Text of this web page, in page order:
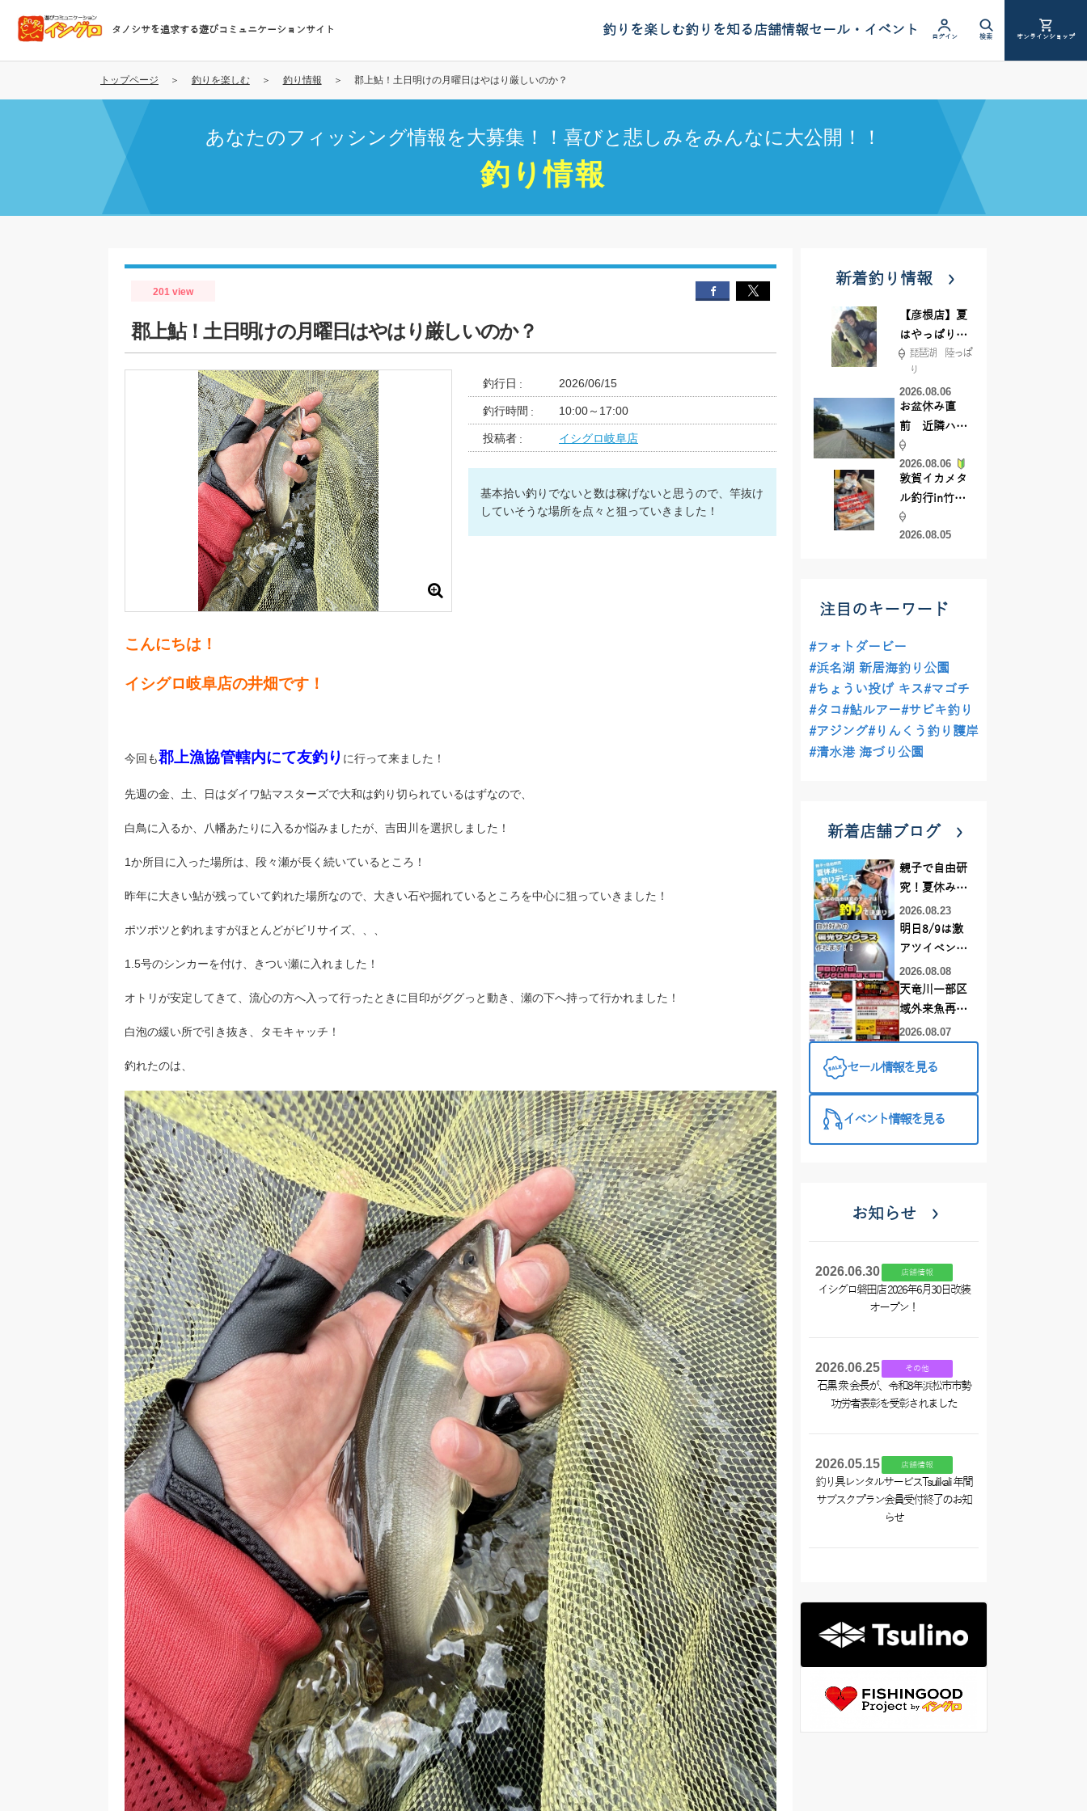
コ
テ
タノシサを追求する遊びコミュニケーションサイト 釣りを楽しむ釣りを知る店舗情報セール・イベント ログイン 検索 オンラインショップ
トップページ 釣りを楽しむ 釣り情報 郡上鮎！土日明けの月曜日はやはり厳しいのか？
あなたのフィッシング情報を大募集！！喜びと悲しみをみんなに大公開！！
釣り情報
201 view
郡上鮎！土日明けの月曜日はやはり厳しいのか？
釣行日 2026/06/15
釣行時間 10:00～17:00
投稿者 イシグロ岐阜店
基本拾い釣りでないと数は稼げないと思うので、竿抜け
していそうな場所を点々と狙っていきました！
こんにちは！
イシグロ岐阜店の井畑です！
今回も郡上漁協管轄内にて友釣り に行って来ました！
先週の金、土、日はダイワ鮎マスターズで大和は釣り切られているはずなので、
白鳥に入るか、八幡あたりに入るか悩みましたが、吉田川を選択しました！
1か所目に入った場所は、段々瀬が長く続いているところ！
昨年に大きい鮎が残っていて釣れた場所なので、大きい石や掘れているところを中心に狙っていきました！
ポツポツと釣れますがほとんどがビリサイズ、、、
1.5号のシンカーを付け、きつい瀬に入れました！
オトリが安定してきて、流心の方へ入って行ったときに目印がググっと動き、瀬の下へ持って行かれました！
白泡の緩い所で引き抜き、タモキャッチ！
釣れたのは、
新着釣り情報
【彦根店】夏
はやっぱりカ
バー撃ち
【45cmキャ
ッチ】
琵琶湖 陸っぱ
り
2026.08.06
お盆休み直
前 近隣ハゼ
釣り場調査し
てきました
2026.08.06
敦賀イカメタ
ル釣行in竹宝
丸様 釣り方で
釣果が激変！
2026.08.05
注目のキーワード
#フォトダービー
#浜名湖 新居海釣り公園
#ちょうい投げ キス#マゴチ
#タコ#鮎ルアー#サビキ釣り
#アジング#りんくう釣り護岸
#清水港 海づり公園
新着店舗ブログ
親子で自由研
究！夏休みに
釣りデビュー
2026.08.23
明日8/9は激
アツイベント
日！！！～オ
ーダー偏光グ
ラス受注会～
2026.08.08
天竜川一部区
域外来魚再放
流禁止となり
2026.08.07
セール情報を見る
イベント情報を見る
お知らせ
2026.06.30 店舗情報
イシグロ磐田店 2026年6月30日改装
オープン！
2026.06.25 その他
石黒 衆 会長が、令和8年浜松市市勢
功労者表彰を受彰されました
2026.05.15 店舗情報
釣り具レンタルサービスTsulikali 年間
サブスクプラン会員受付終了のお知
らせ